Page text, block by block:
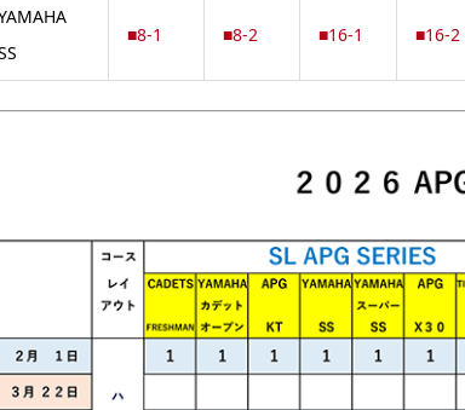
■8-1 ■8-2 ■16-1 ■16-2